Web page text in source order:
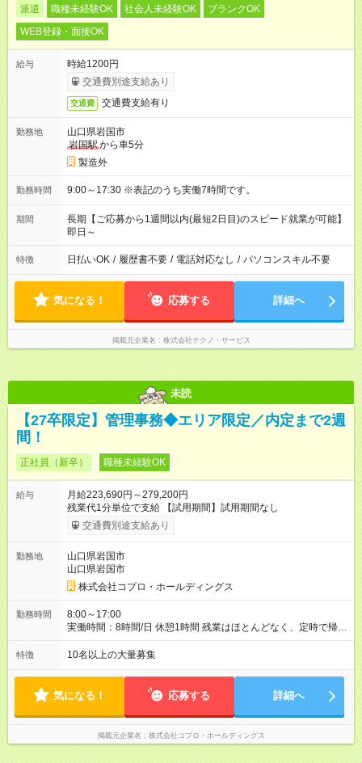
派遣 職種未経験OK 社会人未経験OK
ブランクOK
WEB登録・面接OK
給与
時給1200円
交通費別途支給あり
交通費 交通費支給有り
勤務地
山口県岩国市
岩国駅から車5分
製造外
勤務時間 9:00～17:30 ※表記のうち実働7時間です。
期間
長期【ご応募から1週間以内(最短2日目)のスピード就業が可能】
即日～
特徴 日払いOK / 履歴書不要 / 電話対応なし / パソコンスキル不要
気になる！ 応募する 詳細へ
掲載元企業名 株式会社テクノ・サービス
未読
【27卒限定】管理事務◆エリア限定／内定まで2週
間！
正社員（新卒） 職種未経験OK
給与
月給223,690円～279,200円
残業代1分単位で支給 【試用期間】試用期間なし
交通費別途支給あり
勤務地
山口県岩国市
山口県岩国市
株式会社コプロ・ホールディングス
勤務時間
8:00～17:00
実働時間：8時間/日 休憩1時間 残業はほとんどなく、定時で帰れ
る日が多い働き方です。 毎日の業務は進捗管理や事務が中心な
ので、 「今日やるべき仕事」が終われば、自然と区切りをつけ
方を大切にしています。
特徴 10名以上の大量募集
気になる！ 応募する 詳細へ
掲載元企業名 株式会社コプロ・ホールディングス